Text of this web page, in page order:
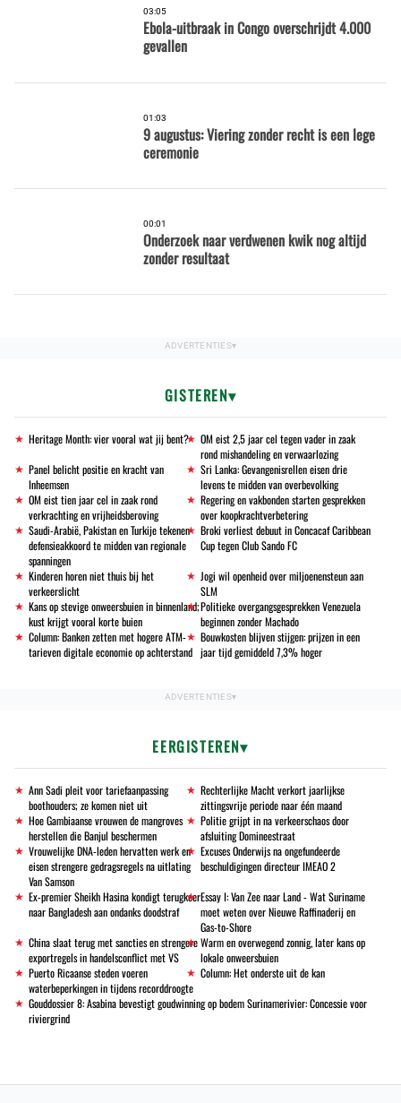
03:05
Ebola-uitbraak in Congo overschrijdt 4.000
gevallen
01:03
9 augustus: Viering zonder recht is een lege
ceremonie
00:01
Onderzoek naar verdwenen kwik nog altijd
zonder resultaat
GISTEREN
Heritage Month: vier vooral wat jij bent?
OM eist 2,5 jaar cel tegen vader in zaak
rond mishandeling en verwaarlozing
Panel belicht positie en kracht van
Inheemsen
Sri Lanka: Gevangenisrellen eisen drie
levens te midden van overbevolking
OM eist tien jaar cel in zaak rond
verkrachting en vrijheidsberoving
Regering en vakbonden starten gesprekken
over koopkrachtverbetering
Saudi-Arabië, Pakistan en Turkije tekenen
defensieakkoord te midden van regionale
spanningen
Broki verliest debuut in Concacaf Caribbean
Cup tegen Club Sando FC
Kinderen horen niet thuis bij het
verkeerslicht
Jogi wil openheid over miljoenensteun aan
SLM
Kans op stevige onweersbuien in binnenland;
kust krijgt vooral korte buien
Politieke overgangsgesprekken Venezuela
beginnen zonder Machado
Column: Banken zetten met hogere ATM-
tarieven digitale economie op achterstand
Bouwkosten blijven stijgen: prijzen in een
jaar tijd gemiddeld 7,3% hoger
EERGISTEREN
Ann Sadi pleit voor tariefaanpassing
boothouders; ze komen niet uit
Rechterlijke Macht verkort jaarlijkse
zittingsvrije periode naar één maand
Hoe Gambiaanse vrouwen de mangroves
herstellen die Banjul beschermen
Politie grijpt in na verkeerschaos door
afsluiting Domineestraat
Vrouwelijke DNA-leden hervatten werk en
eisen strengere gedragsregels na uitlating
Van Samson
Excuses Onderwijs na ongefundeerde
beschuldigingen directeur IMEAO 2
Ex-premier Sheikh Hasina kondigt terugkeer
naar Bangladesh aan ondanks doodstraf
Essay I: Van Zee naar Land - Wat Suriname
moet weten over Nieuwe Raffinaderij en
Gas-to-Shore
China slaat terug met sancties en strengere
exportregels in handelsconflict met VS
Warm en overwegend zonnig, later kans op
lokale onweersbuien
Puerto Ricaanse steden voeren
waterbeperkingen in tijdens recorddroogte
Column: Het onderste uit de kan
Gouddossier 8: Asabina bevestigt goudwinning op bodem Surinamerivier: Concessie voor
riviergrind